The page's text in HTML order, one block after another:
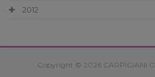
2012
Copyright © 2026 CARPIGIANI